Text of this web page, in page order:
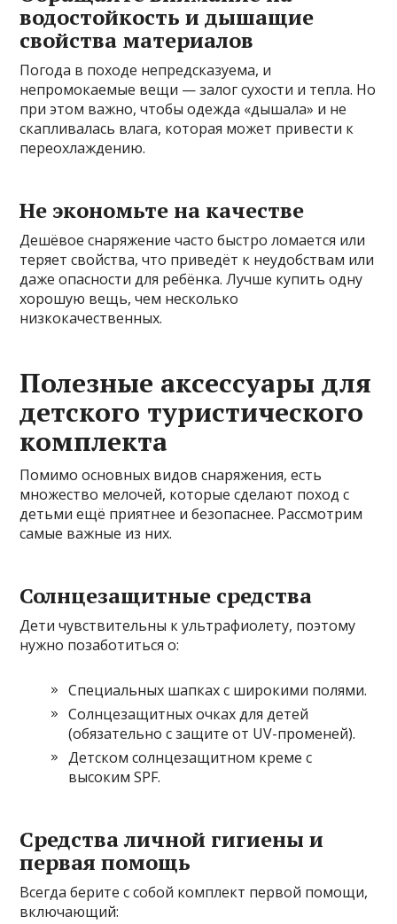
водостойкость и дышащие
свойства материалов
Погода в походе непредсказуема, и
непромокаемые вещи — залог сухости и тепла. Но
при этом важно, чтобы одежда «дышала» и не
скапливалась влага, которая может привести к
переохлаждению.
Не экономьте на качестве
Дешёвое снаряжение часто быстро ломается или
теряет свойства, что приведёт к неудобствам или
даже опасности для ребёнка. Лучше купить одну
хорошую вещь, чем несколько
низкокачественных.
Полезные аксессуары для
детского туристического
комплекта
Помимо основных видов снаряжения, есть
множество мелочей, которые сделают поход с
детьми ещё приятнее и безопаснее. Рассмотрим
самые важные из них.
Солнцезащитные средства
Дети чувствительны к ультрафиолету, поэтому
нужно позаботиться о:
Специальных шапках с широкими полями.
Солнцезащитных очках для детей
(обязательно с защите от UV-променей).
Детском солнцезащитном креме с
высоким SPF.
Средства личной гигиены и
первая помощь
Всегда берите с собой комплект первой помощи,
включающий: